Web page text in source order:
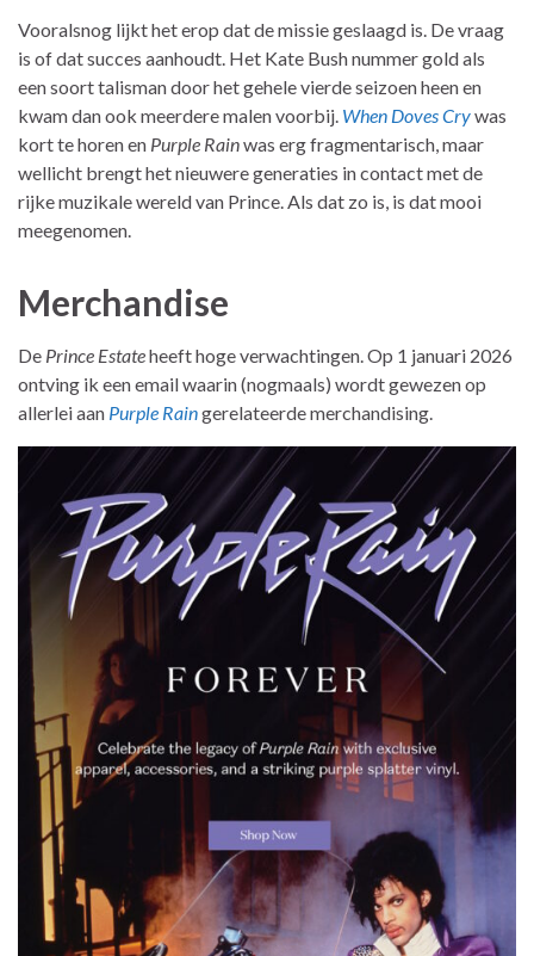
Vooralsnog lijkt het erop dat de missie geslaagd is. De vraag
is of dat succes aanhoudt. Het Kate Bush nummer gold als
een soort talisman door het gehele vierde seizoen heen en
kwam dan ook meerdere malen voorbij. When Doves Crywas
kort te horen en Purple Rainwas erg fragmentarisch, maar
wellicht brengt het nieuwere generaties in contact met de
rijke muzikale wereld van Prince. Als dat zo is, is dat mooi
meegenomen.
Merchandise
De Prince Estateheeft hoge verwachtingen. Op 1 januari 2026
ontving ik een email waarin (nogmaals) wordt gewezen op
allerlei aan Purple Raingerelateerde merchandising.